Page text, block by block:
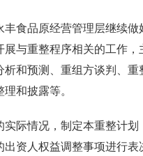
食品原经营管理层继续做
与重整程序相关的工作，
和预测、重组方谈判、重
和披露等。
际情况，制定本重整计划
资人权益调整事项进行表